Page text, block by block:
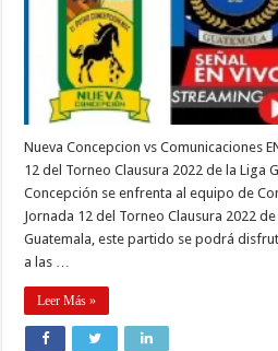
Nueva Concepcion vs Comunicaciones
12 del Torneo Clausura 2022 de la Liga
Concepción se enfrenta al equipo de
Jornada 12 del Torneo Clausura 2022
Guatemala, este partido se podrá
a las …
Leer Más »